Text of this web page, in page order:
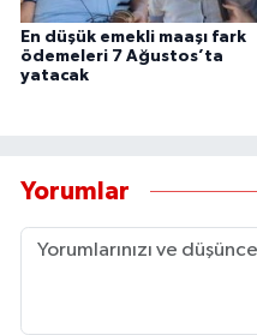
En düşük emekli maaşı fark
ödemeleri 7 Ağustos’ta
yatacak
Yorumlar
UŞAK